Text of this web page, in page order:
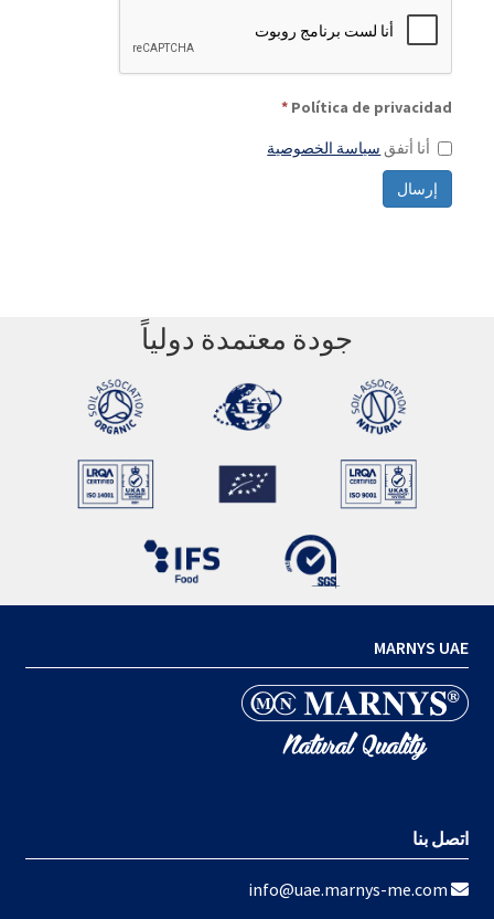
Política de privacidad
*
أنا أتفق سياسة الخصوصية
إرسال
جودة معتمدة دولياً
MARNYS UAE
اتصل بنا
info@uae.marnys-me.com